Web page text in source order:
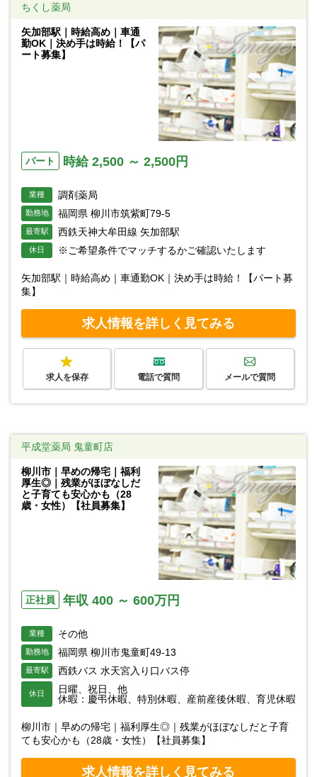
ちくし薬局
矢加部駅｜時給高め｜車通
勤OK｜決め手は時給！【パ
ート募集】
パート 時給 2,500 ～ 2,500円
業種 調剤薬局
勤務地 福岡県 柳川市筑紫町79-5
最寄駅 西鉄天神大牟田線 矢加部駅
休日 ※ご希望条件でマッチするかご確認いたします
矢加部駅｜時給高め｜車通勤OK｜決め手は時給！【パート募
集】
求人情報を詳しく見てみる
求人を保存 電話で質問 メールで質問
平成堂薬局 鬼童町店
柳川市｜早めの帰宅｜福利
厚生◎｜残業がほぼなしだ
と子育ても安心かも（28
歳・女性）【社員募集】
正社員 年収 400 ～ 600万円
業種 その他
勤務地 福岡県 柳川市鬼童町49-13
最寄駅 西鉄バス 水天宮入り口バス停
休日
日曜、祝日、他
休暇：慶弔休暇、特別休暇、産前産後休暇、育児休暇
柳川市｜早めの帰宅｜福利厚生◎｜残業がほぼなしだと子育
ても安心かも（28歳・女性）【社員募集】
求人情報を詳しく見てみる